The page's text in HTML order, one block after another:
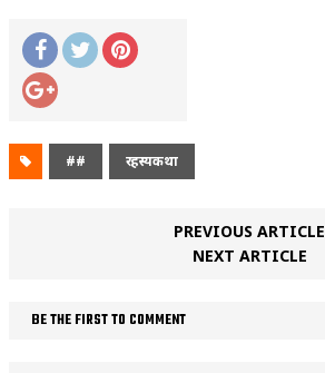
## रहस्यकथा
PREVIOUS ARTICLE
NEXT ARTICLE
BE THE FIRST TO COMMENT